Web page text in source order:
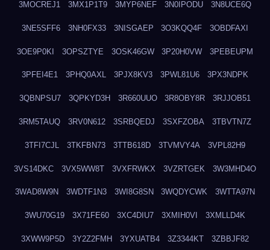
3MOCREJ1 3MX1P1T9 3MYP6NEF 3N0IPODU 3N8UCE6Q
3NE5SFF6 3NH0FX33 3NISGAEP 3O3KQQ4F 3OBDFAXI
3OE9P0KI 3OPSZTYE 3OSK46GW 3P20H0VW 3PEBEUPM
3PFEI4E1 3PHQ0AXL 3PJX8KV3 3PWL81U6 3PX3NDPK
3QBNPSU7 3QPKYD3H 3R660UUO 3R8OBY8R 3RJJOB51
3RM5TAUQ 3RV0N612 3SRBQEDJ 3SXFZOBA 3TBVTN7Z
3TFI7CJL 3TKFBN73 3TTB618D 3TVMVY4A 3VPL82H9
3VS14DKC 3VX5WW8T 3VXFRWKX 3VZRTGEK 3W3MHD4O
3WAD8W9N 3WDTF1N3 3WI8G8SN 3WQDYCWK 3WTTA97N
3WU70G19 3X71FE60 3XC4DIU7 3XMIH0VI 3XMLLD4K
3XWW9P5D 3Y2Z2FMH 3YXUATB4 3Z3344KT 3ZBBJF82